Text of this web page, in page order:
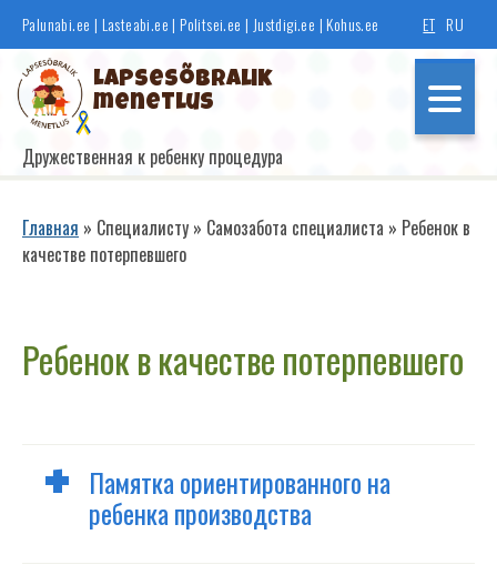
Перейти
основному
содержанию
Palunabi.ee | Lasteabi.ee | Politsei.ee | Justdigi.ee | Kohus.ee ET RU
Lapsesõbralik
menetlus
Дружественная к ребенку процедура
Рекомендации по ориентированному на
ребенка производству
Строка
Главная Специалисту Самозабота специалиста
Ребенок в
качестве потерпевшего
Ребенок в качестве потерпевшего
Памятка ориентированного на
ребенка производства